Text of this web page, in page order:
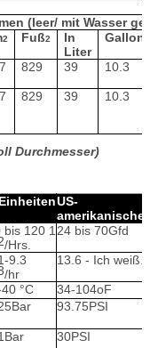
(leer/ mit Wasser
2 Fuß2
In
Liter
829 39 10.3
829 39 10.3
Durchmesser)
EinheitenUS-
amerikanische
bis 120 1
/Hrs.
24 bis 70Gfd
9.3
/hr
13.6 - Ich weiß.
40 °C 34-104oF
Bar 93.75 PSI
Bar 30PSI